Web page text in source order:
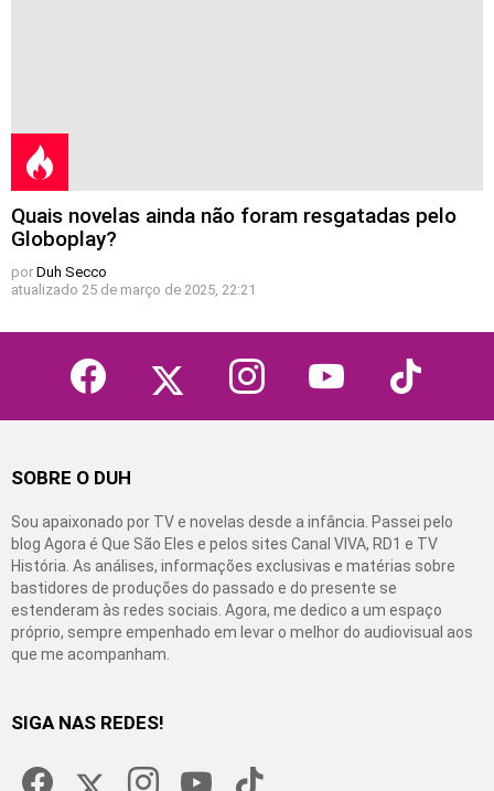
Quais novelas ainda não foram resgatadas pelo
Globoplay?
por Duh Secco
atualizado 25 de março de 2025, 22:21
facebook instagram youtube tiktok
SOBRE O DUH
Sou apaixonado por TV e novelas desde a infância. Passei pelo
blog Agora é Que São Eles e pelos sites Canal VIVA, RD1 e TV
História. As análises, informações exclusivas e matérias sobre
bastidores de produções do passado e do presente se
estenderam às redes sociais. Agora, me dedico a um espaço
próprio, sempre empenhado em levar o melhor do audiovisual aos
que me acompanham.
SIGA NAS REDES!